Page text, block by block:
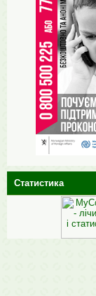
Статистика